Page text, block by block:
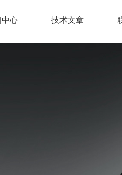
中心 技术文章